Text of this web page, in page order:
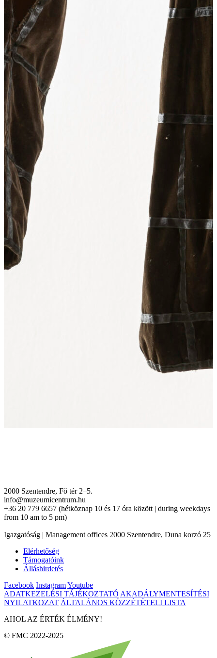
2000 Szentendre, Fő tér 2–5.
info@muzeumicentrum.hu
+36 20 779 6657 (hétköznap 10 és 17 óra között | during weekdays
from 10 am to 5 pm)
Igazgatóság | Management offices 2000 Szentendre, Duna korzó 25
Elérhetőség
Támogatóink
Álláshirdetés
Facebook InstagramYoutube
ADATKEZELÉSI TÁJÉKOZTATÓ AKADÁLYMENTESÍTÉSI
NYILATKOZAT ÁLTALÁNOS KÖZZÉTÉTELI LISTA
AHOL AZ ÉRTÉK ÉLMÉNY!
© FMC 2022-2025